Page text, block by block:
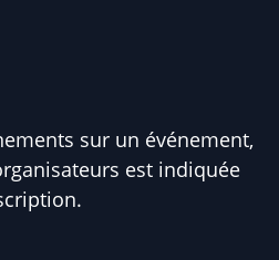
sur un événement,
est indiquée